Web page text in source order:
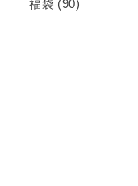
福袋 (90)